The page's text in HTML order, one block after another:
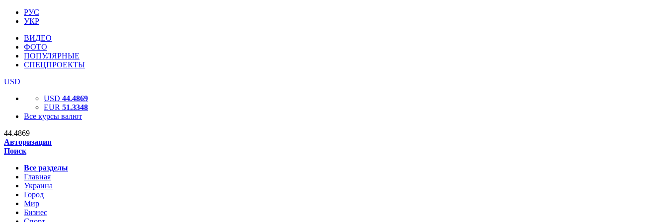
РУС
УКР
ВИДЕО
ФОТО
ПОПУЛЯРНЫЕ
СПЕЦПРОЕКТЫ
USD
USD 44.4869
EUR 51.3348
Все курсы валют
44.4869
Авторизация
Поиск
Все разделы
Главная
Украина
Город
Мир
Бизнес